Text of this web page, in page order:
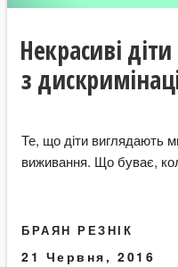
Некрасиві
з
Те, що діти виглядають
виживання. Що буває,
БРАЯН РЕЗНІК
21 Червня, 2016